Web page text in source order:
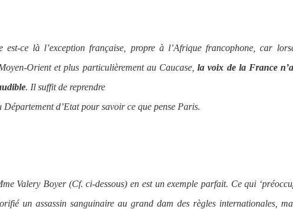
est-ce là l’exception française, propre à l’Afrique francophone, car
Orient et plus particulièrement au Caucase,la voix de la France
. Il suffit de reprendre
d’Etat pour savoir ce que pense Paris.
Valery Boyer (Cf. ci-dessous) en est un exemple parfait. Ce qui
un assassin sanguinaire au grand dam des règles internationales,